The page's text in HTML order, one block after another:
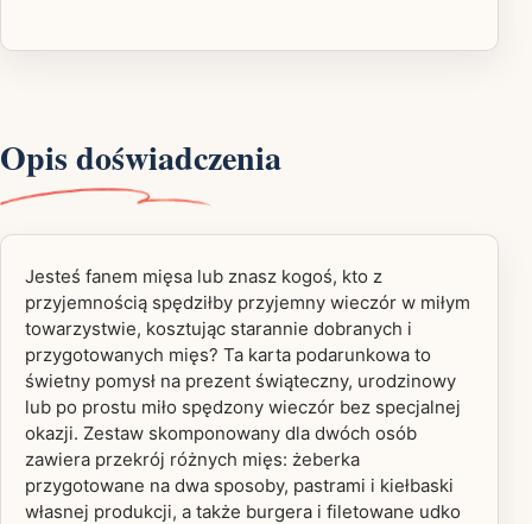
Opis doświadczenia
Jesteś fanem mięsa lub znasz kogoś, kto z
przyjemnością spędziłby przyjemny wieczór w miłym
towarzystwie, kosztując starannie dobranych i
przygotowanych mięs? Ta karta podarunkowa to
świetny pomysł na prezent świąteczny, urodzinowy
lub po prostu miło spędzony wieczór bez specjalnej
okazji. Zestaw skomponowany dla dwóch osób
zawiera przekrój różnych mięs: żeberka
przygotowane na dwa sposoby, pastrami i kiełbaski
własnej produkcji, a także burgera i filetowane udko